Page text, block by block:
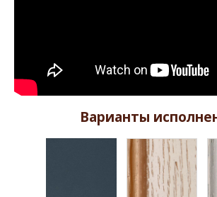
Варианты